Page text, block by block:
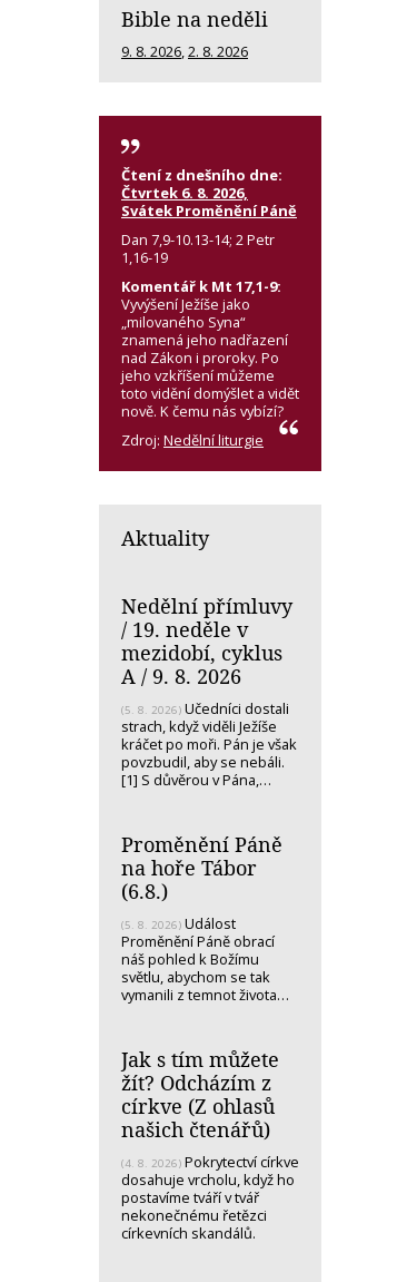
Bible na neděli
9. 8. 2026 2. 8. 2026
Čtení z dnešního dne:
Čtvrtek 6. 8. 2026,
Svátek Proměnění Páně
Dan 7,9-10.13-14; 2 Petr
1,16-19
Komentář k Mt 17,1-9:
Vyvýšení Ježíše jako
„milovaného Syna“
znamená jeho nadřazení
nad Zákon i proroky. Po
jeho vzkříšení můžeme
toto vidění domýšlet a vidět
nově. K čemu nás vybízí?
Zdroj: Nedělní liturgie
Aktuality
Nedělní přímluvy
/ 19. neděle v
mezidobí, cyklus
A / 9. 8. 2026
(5. 8. 2026) Učedníci dostali
strach, když viděli Ježíše
kráčet po moři. Pán je však
povzbudil, aby se nebáli.
[1] S důvěrou v Pána,…
Proměnění Páně
na hoře Tábor
(6.8.)
(5. 8. 2026) Událost
Proměnění Páně obrací
náš pohled k Božímu
světlu, abychom se tak
vymanili z temnot života…
Jak s tím můžete
žít? Odcházím z
církve (Z ohlasů
našich čtenářů)
(4. 8. 2026) Pokrytectví církve
dosahuje vrcholu, když ho
postavíme tváří v tvář
nekonečnému řetězci
církevních skandálů.